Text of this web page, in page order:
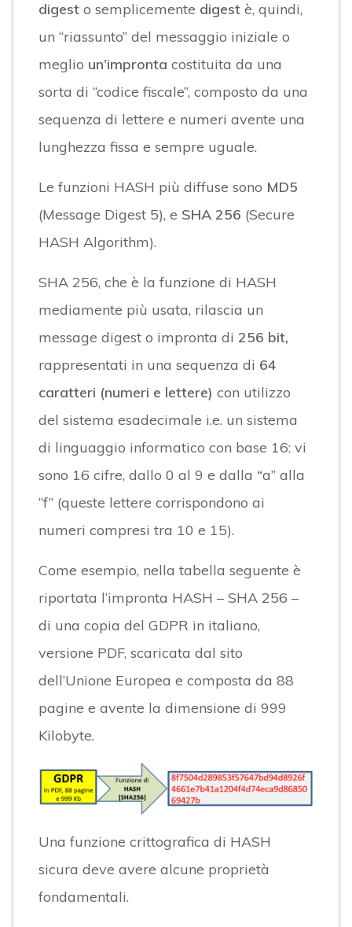
digesto semplicemente digestè, quindi,
un “riassunto” del messaggio iniziale o
meglio un’impronta costituita da una
sorta di “codice fiscale”, composto da una
sequenza di lettere e numeri avente una
lunghezza fissa e sempre uguale.
Le funzioni HASH più diffuse sono MD5
(Message Digest 5), e SHA 256 (Secure
HASH Algorithm).
SHA 256, che è la funzione di HASH
mediamente più usata, rilascia un
message digest o impronta di 256 bit,
rappresentati in una sequenza di 64
caratteri (numeri e lettere) con utilizzo
del sistema esadecimale i.e. un sistema
di linguaggio informatico con base 16: vi
sono 16 cifre, dallo 0 al 9 e dalla “a” alla
“f” (queste lettere corrispondono ai
numeri compresi tra 10 e 15).
Come esempio, nella tabella seguente è
riportata l’impronta HASH – SHA 256 –
di una copia del GDPR in italiano,
versione PDF, scaricata dal sito
dell’Unione Europea e composta da 88
pagine e avente la dimensione di 999
Kilobyte.
Una funzione crittografica di HASH
sicura deve avere alcune proprietà
fondamentali.